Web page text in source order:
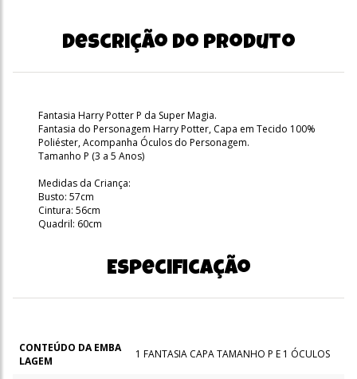
Descrição do produto
Fantasia Harry Potter P da Super Magia.
Fantasia do Personagem Harry Potter, Capa em Tecido 100%
Poliéster, Acompanha Óculos do Personagem.
Tamanho P (3 a 5 Anos)
Medidas da Criança:
Busto: 57cm
Cintura: 56cm
Quadril: 60cm
Especificação
CONTEÚDO DA EMBA
LAGEM
1 FANTASIA CAPA TAMANHO P E 1 ÓCULOS